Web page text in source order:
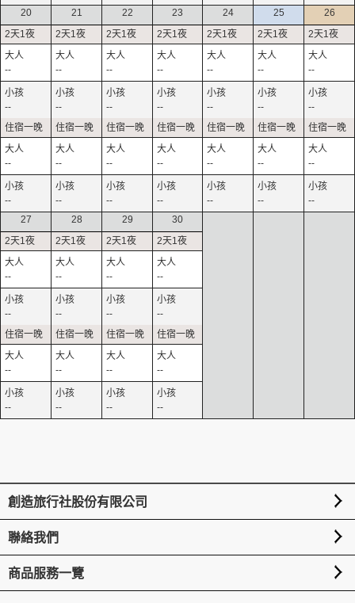
20
--
--
--
--
21
--
--
--
--
22
--
--
--
--
23
--
--
--
--
24
--
--
--
--
25
--
--
--
--
26
--
--
--
--
27
--
--
--
--
28
--
--
--
--
29
--
--
--
--
30
--
--
--
--
創造旅行社股份有限公司
聯絡我們
商品服務一覽